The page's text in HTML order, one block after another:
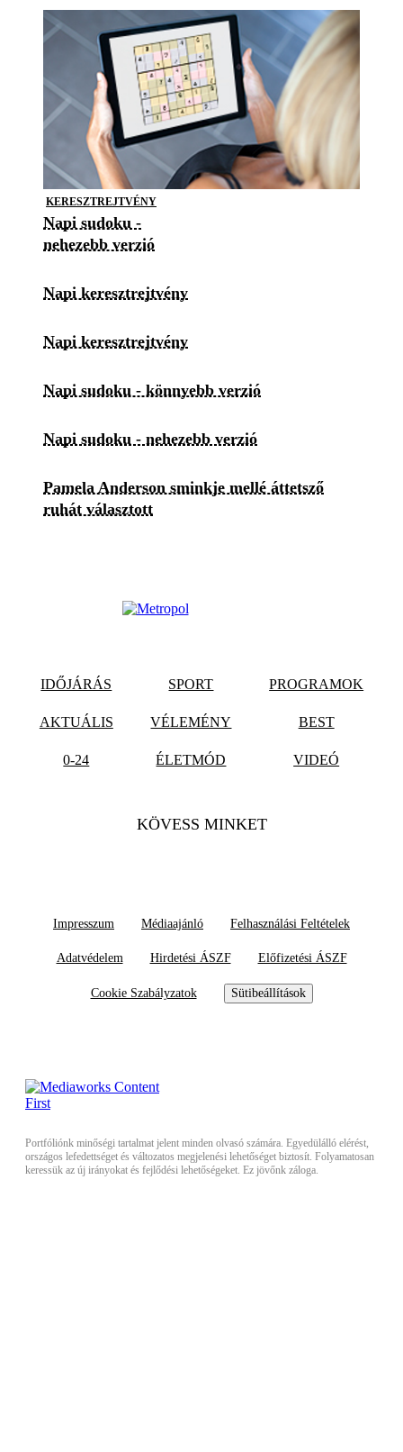
KERESZTREJTVÉNY
Napi sudoku -
nehezebb verzió
Napi keresztrejtvény
Napi keresztrejtvény
Napi sudoku - könnyebb verzió
Napi sudoku - nehezebb verzió
Pamela Anderson sminkje mellé áttetsző
ruhát választott
IDŐJÁRÁS SPORT PROGRAMOK
AKTUÁLIS VÉLEMÉNY BEST
0-24 ÉLETMÓD VIDEÓ
KÖVESS MINKET
Impresszum Médiaajánló Felhasználási Feltételek
Adatvédelem Hirdetési ÁSZF Előfizetési ÁSZF
Cookie Szabályzatok Sütibeállítások
Portfóliónk minőségi tartalmat jelent minden olvasó számára. Egyedülálló elérést,
országos lefedettséget és változatos megjelenési lehetőséget biztosít. Folyamatosan
keressük az új irányokat és fejlődési lehetőségeket. Ez jövőnk záloga.